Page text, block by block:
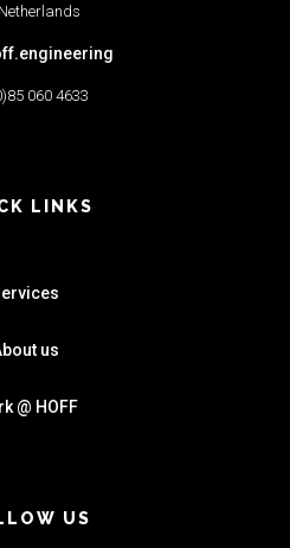
060 4633
LINKS
us
@ HOFF
US